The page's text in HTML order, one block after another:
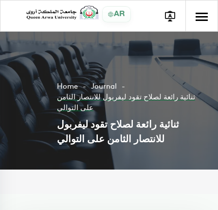
AR
Home
Journal
ثنائية رائعة لصلاح تقود ليفربول للانتصار الثامن
على التوالي
ثنائية رائعة لصلاح تقود ليفربول
للانتصار الثامن على التوالي